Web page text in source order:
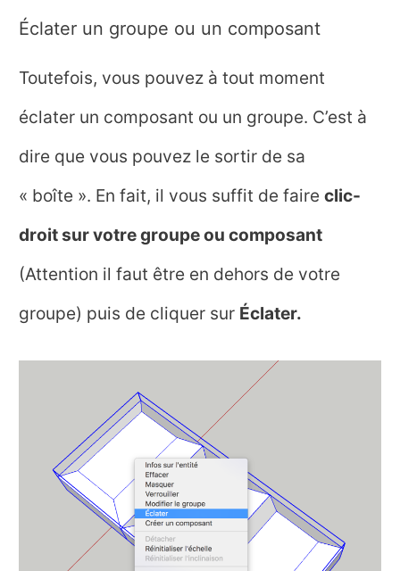
Éclater un groupe ou un composant
Toutefois, vous pouvez à tout moment
éclater un composant ou un groupe. C’est à
dire que vous pouvez le sortir de sa
« boîte ». En fait, il vous suffit de faire clic-
droit sur votre groupe ou composant
(Attention il faut être en dehors de votre
groupe) puis de cliquer sur Éclater.